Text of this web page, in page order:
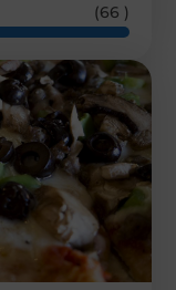
(66 )